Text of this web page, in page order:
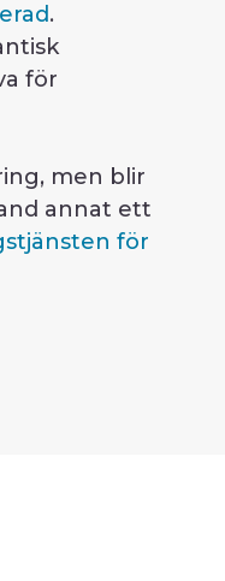
.
för
men blir
annat ett
för